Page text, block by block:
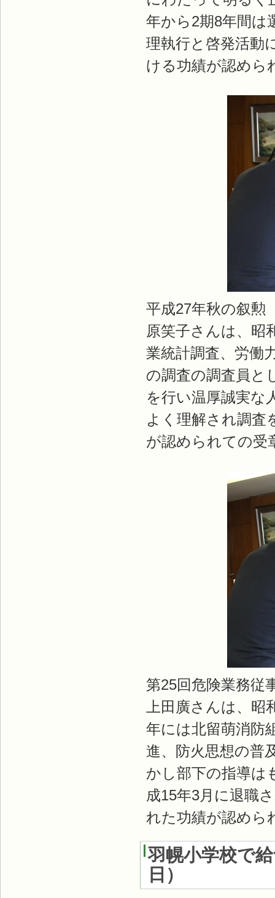
年から2期8年間は
理執行と啓発活動
ける功績が認めら
平成27年秋の叙勲
原笑子さんは、昭
業統計調査、労働
の調査の調査員と
を行い温厚誠実な
よく理解され調査
が認められての受
第25回危険業務従
上田廣さんは、
年には北留萌消防
進、防火思想の普
かし部下の指導は
成15年3月に退職
れた功績が認めら
羽幌小学校で
日 ）